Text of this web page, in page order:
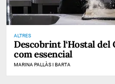
ALTRES
Descobrint l‘Hostal del
com essencial
MARINA PALLÀS I BARTA